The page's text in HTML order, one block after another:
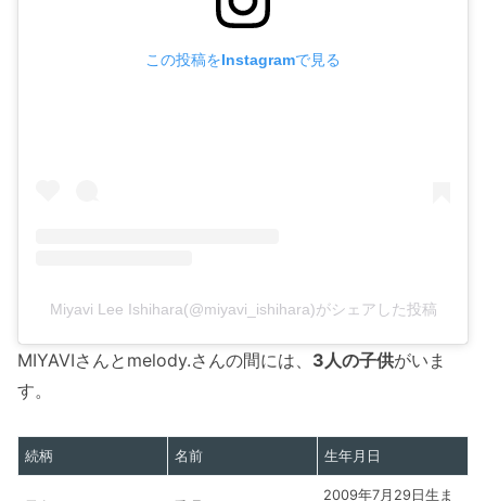
この投稿をInstagramで見る
Miyavi Lee Ishihara(@miyavi_ishihara)がシェアした投稿
MIYAVIさんとmelody.さんの間には、 3人の子供がいま
す。
続柄 名前 生年月日
2009年7月29日生ま